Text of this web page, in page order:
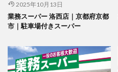
2025年10月13日
業務スーパー 洛西店｜京都府京都
市｜駐車場付きスーパー